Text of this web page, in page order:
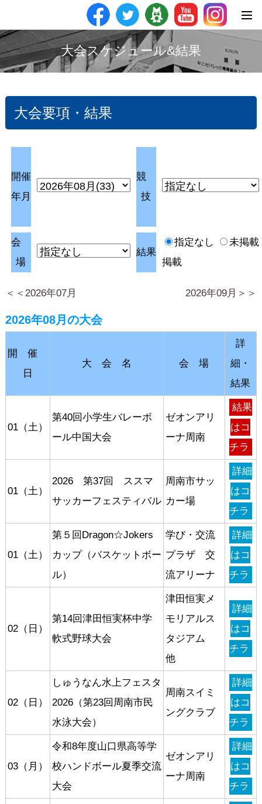
大会スケジュール&結果
大会要項・結果
開催
年月
競
技
会
場
結果
指定なし
未掲載
掲載
＜＜2026年07月 2026年09月＞＞
2026年08月の大会
開 催
日
大 会 名 会 場
詳
細・
結果
01（土）
第40回小学生バレーボ
ール中国大会
ゼオンアリ
ーナ周南
結果
はコ
チラ
01（土）
2026 第37回 ススマ
サッカーフェスティバル
周南市サッ
カー場
詳細
はコ
チラ
01（土）
第５回Dragon☆Jokers
カップ（バスケットボー
ル）
学び・交流
プラザ 交
流アリーナ
詳細
はコ
チラ
02（日）
第14回津田恒実杯中学
軟式野球大会
津田恒実メ
モリアルス
タジアム
他
詳細
はコ
チラ
02（日）
しゅうなん水上フェスタ
2026（第23回周南市民
水泳大会）
周南スイミ
ングクラブ
詳細
はコ
チラ
03（月）
令和8年度山口県高等学
校ハンドボール夏季交流
大会
ゼオンアリ
ーナ周南
詳細
はコ
チラ